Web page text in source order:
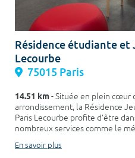
Résidence étudiante et
Lecourbe
75015 Paris
14.51 km- Située en plein cœur
arrondissement, la Résidence
Paris Lecourbe profite d’être
nombreux services comme le
En savoir plus